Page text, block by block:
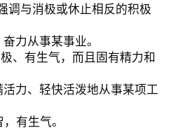
调与消极或休止相反的积极
力从事某事业。
、有生气，而且固有精力和
力、轻快活泼地从事某项工
有生气。